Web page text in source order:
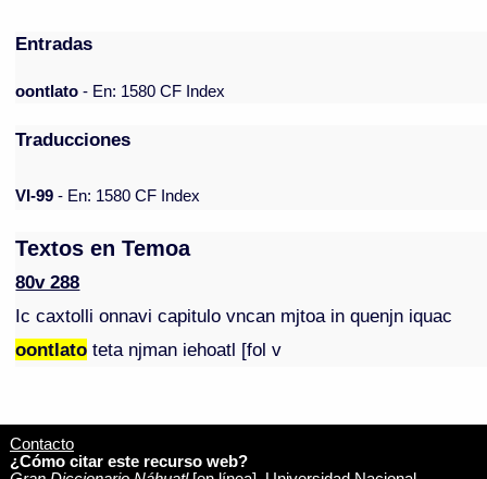
Entradas
oontlato- En: 1580 CF Index
Traducciones
VI-99 - En: 1580 CF Index
Textos en Temoa
80v 288
Ic caxtolli onnavi capitulo vncan mjtoa in quenjn iquac
oontlato teta njman iehoatl [fol v
Contacto
¿Cómo citar este recurso web?